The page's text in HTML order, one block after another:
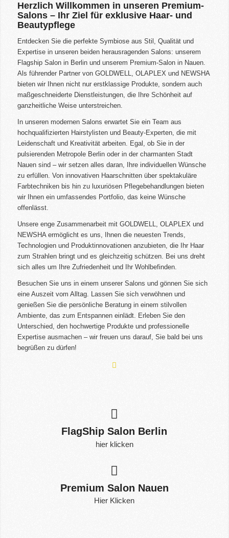
Herzlich Willkommen in unseren Premium-
Salons – Ihr Ziel für exklusive Haar- und
Beautypflege
Entdecken Sie die perfekte Symbiose aus Stil, Qualität und
Expertise in unseren beiden herausragenden Salons: unserem
Flagship Salon in Berlin und unserem Premium-Salon in Nauen.
Als führender Partner von GOLDWELL, OLAPLEX und NEWSHA
bieten wir Ihnen nicht nur erstklassige Produkte, sondern auch
maßgeschneiderte Dienstleistungen, die Ihre Schönheit auf
ganzheitliche Weise unterstreichen.
In unseren modernen Salons erwartet Sie ein Team aus
hochqualifizierten Hairstylisten und Beauty-Experten, die mit
Leidenschaft und Kreativität arbeiten. Egal, ob Sie in der
pulsierenden Metropole Berlin oder in der charmanten Stadt
Nauen sind – wir setzen alles daran, Ihre individuellen Wünsche
zu erfüllen. Von innovativen Haarschnitten über spektakuläre
Farbtechniken bis hin zu luxuriösen Pflegebehandlungen bieten
wir Ihnen ein umfassendes Portfolio, das keine Wünsche
offenlässt.
Unsere enge Zusammenarbeit mit GOLDWELL, OLAPLEX und
NEWSHA ermöglicht es uns, Ihnen die neuesten Trends,
Technologien und Produktinnovationen anzubieten, die Ihr Haar
zum Strahlen bringt und es gleichzeitig schützen. Bei uns dreht
sich alles um Ihre Zufriedenheit und Ihr Wohlbefinden.
Besuchen Sie uns in einem unserer Salons und gönnen Sie sich
eine Auszeit vom Alltag. Lassen Sie sich verwöhnen und
genießen Sie die persönliche Beratung in einem stilvollen
Ambiente, das zum Entspannen einlädt. Erleben Sie den
Unterschied, den hochwertige Produkte und professionelle
Expertise ausmachen – wir freuen uns darauf, Sie bald bei uns
begrüßen zu dürfen!
FlagShip Salon Berlin
hier klicken
Premium Salon Nauen
Hier Klicken